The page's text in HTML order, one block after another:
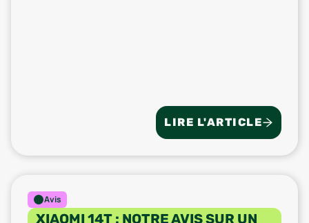
LIRE L'ARTICLE
Avis
XIAOMI 14T : NOTRE AVIS SUR UN